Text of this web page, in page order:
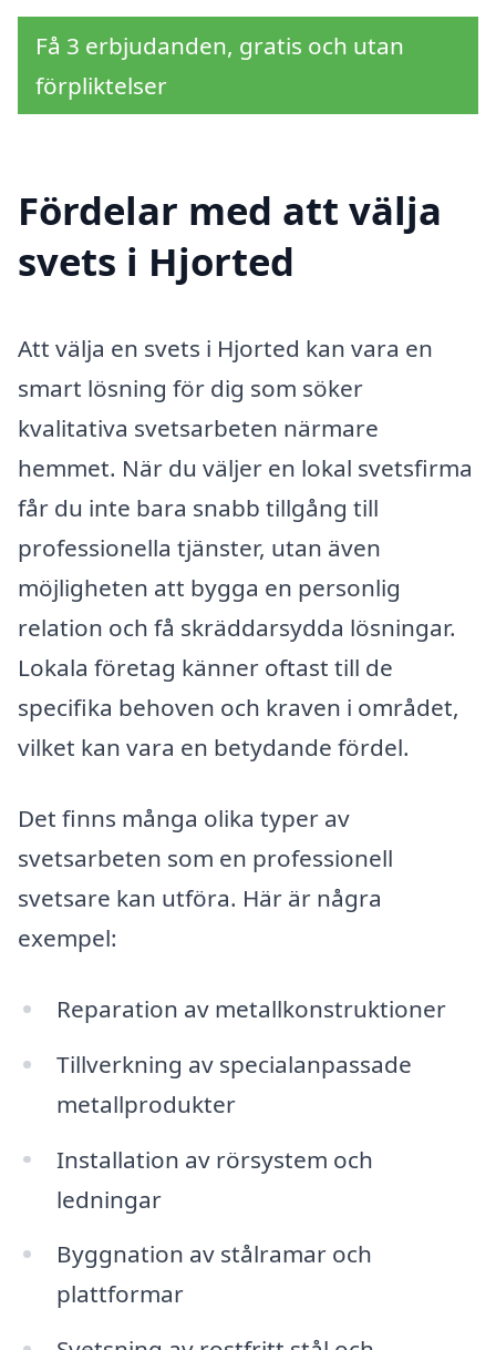
Få 3 erbjudanden, gratis och utan
förpliktelser
Fördelar med att välja
svets i Hjorted
Att välja en svets i Hjorted kan vara en
smart lösning för dig som söker
kvalitativa svetsarbeten närmare
hemmet. När du väljer en lokal svetsfirma
får du inte bara snabb tillgång till
professionella tjänster, utan även
möjligheten att bygga en personlig
relation och få skräddarsydda lösningar.
Lokala företag känner oftast till de
specifika behoven och kraven i området,
vilket kan vara en betydande fördel.
Det finns många olika typer av
svetsarbeten som en professionell
svetsare kan utföra. Här är några
exempel:
Reparation av metallkonstruktioner
Tillverkning av specialanpassade
metallprodukter
Installation av rörsystem och
ledningar
Byggnation av stålramar och
plattformar